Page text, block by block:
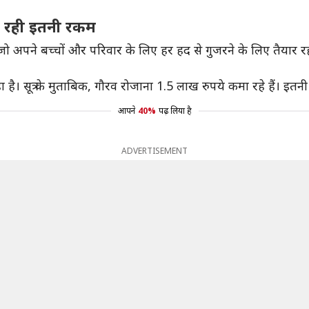
इतनी रकम
अपने बच्चों और परिवार के लिए हर हद से गुजरने के लिए तैयार
सूत्र के मुताबिक, गौरव रोजाना 1.5 लाख रुपये कमा रहे हैं।
आपने 40% पढ़ लिया है
ADVERTISEMENT